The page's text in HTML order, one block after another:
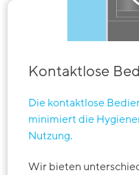
Kontaktlose
Die kontaktlose
minimiert die
Nutzung.
Wir bieten